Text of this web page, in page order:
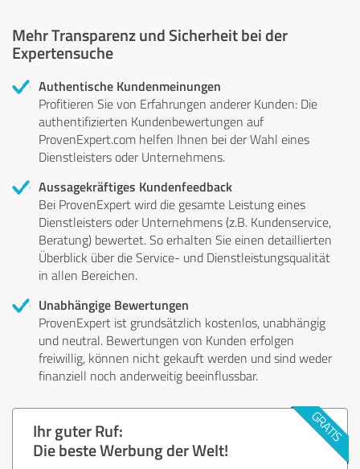
Mehr Transparenz und Sicherheit bei der
Expertensuche
Authentische Kundenmeinungen
Profitieren Sie von Erfahrungen anderer Kunden: Die
authentifizierten Kundenbewertungen auf
ProvenExpert.com helfen Ihnen bei der Wahl eines
Dienstleisters oder Unternehmens.
Aussagekräftiges Kundenfeedback
Bei ProvenExpert wird die gesamte Leistung eines
Dienstleisters oder Unternehmens (z.B. Kundenservice,
Beratung) bewertet. So erhalten Sie einen detaillierten
Überblick über die Service- und Dienstleistungsqualität
in allen Bereichen.
Unabhängige Bewertungen
ProvenExpert ist grundsätzlich kostenlos, unabhängig
und neutral. Bewertungen von Kunden erfolgen
freiwillig, können nicht gekauft werden und sind weder
finanziell noch anderweitig beeinflussbar.
Ihr guter Ruf:
Die beste Werbung der Welt!